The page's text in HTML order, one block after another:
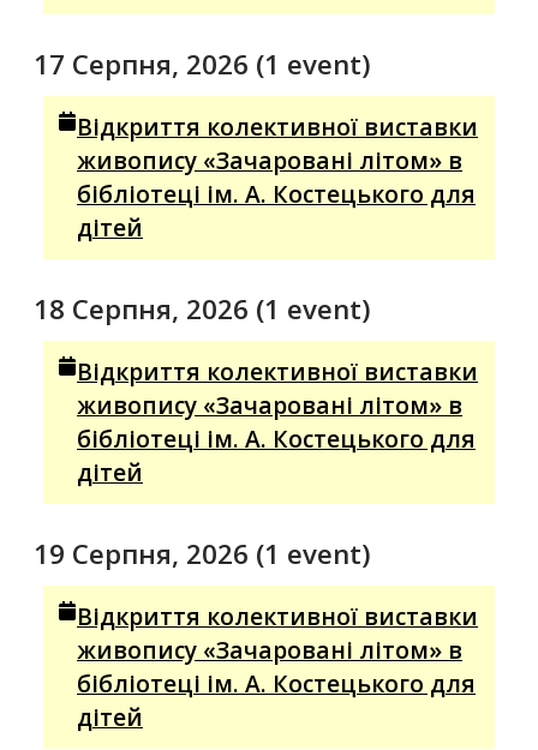
17 Серпня, 2026 (1 event)
Відкриття колективної виставки
живопису «Зачаровані літом» в
бібліотеці ім. А. Костецького для
дітей
18 Серпня, 2026 (1 event)
Відкриття колективної виставки
живопису «Зачаровані літом» в
бібліотеці ім. А. Костецького для
дітей
19 Серпня, 2026 (1 event)
Відкриття колективної виставки
живопису «Зачаровані літом» в
бібліотеці ім. А. Костецького для
дітей